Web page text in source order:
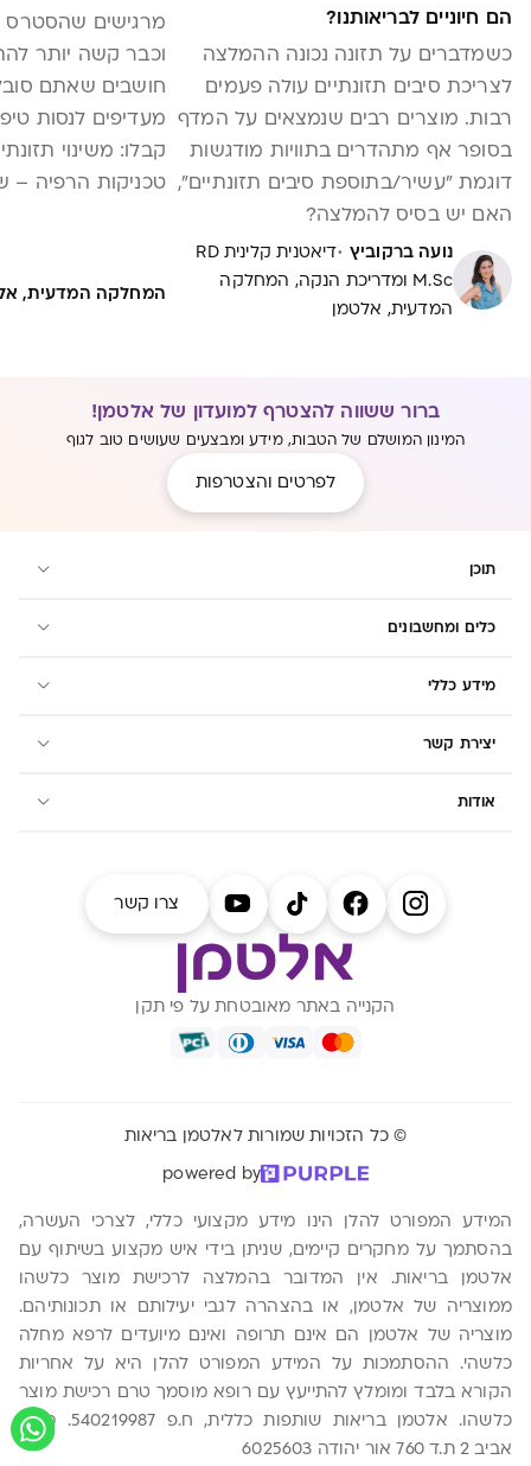
הם חיוניים לבריאותנו?
כשמדברים על תזונה נכונה ההמלצה
לצריכת סיבים תזונתיים עולה פעמים
רבות. מוצרים רבים שנמצאים על המדף
בסופר אף מתהדרים בתוויות מודגשות
דוגמת "עשיר/בתוספת סיבים תזונתיים",
האם יש בסיס להמלצה?
נועה ברקוביץ ·
דיאטנית קלינית RD
M.Sc ומדריכת הנקה, המחלקה
המדעית, אלטמן
מרגישים
וכבר קשה יותר
חושבים שאתם
מעדיפים לנסות
טכניקות הרפיה –
המחלקה המדעית,
ברור ששווה להצטרף למועדון של אלטמן!
המינון המושלם של הטבות, מידע ומבצעים שעושים טוב לגוף
לפרטים והצטרפות
תוכן
כלים ומחשבונים
מידע כללי
יצירת קשר
אודות
צרו קשר
הקנייה באתר מאובטחת על פי תקן
© כל הזכויות שמורות לאלטמן בריאות
powered by
המידע המפורט להלן הינו מידע מקצועי כללי, לצרכי העשרה,
בהסתמך על מחקרים קיימים, שניתן בידי איש מקצוע בשיתוף עם
אלטמן בריאות. אין המדובר בהמלצה לרכישת מוצר כלשהו
ממוצריה של אלטמן, או בהצהרה לגבי יעילותם או תכונותיהם.
מוצריה של אלטמן הם אינם תרופה ואינם מיועדים לרפא מחלה
כלשהי. ההסתמכות על המידע המפורט להלן היא על אחריות
הקורא בלבד ומומלץ להתייעץ עם רופא מוסמך טרם רכישת מוצר
כלשהו. אלטמן בריאות שותפות כללית, ח.פ 540219987. משה
אביב 2 ת.ד 760 אור יהודה 6025603